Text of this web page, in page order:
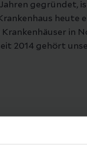
gegründet,
heute
in
2014 gehört